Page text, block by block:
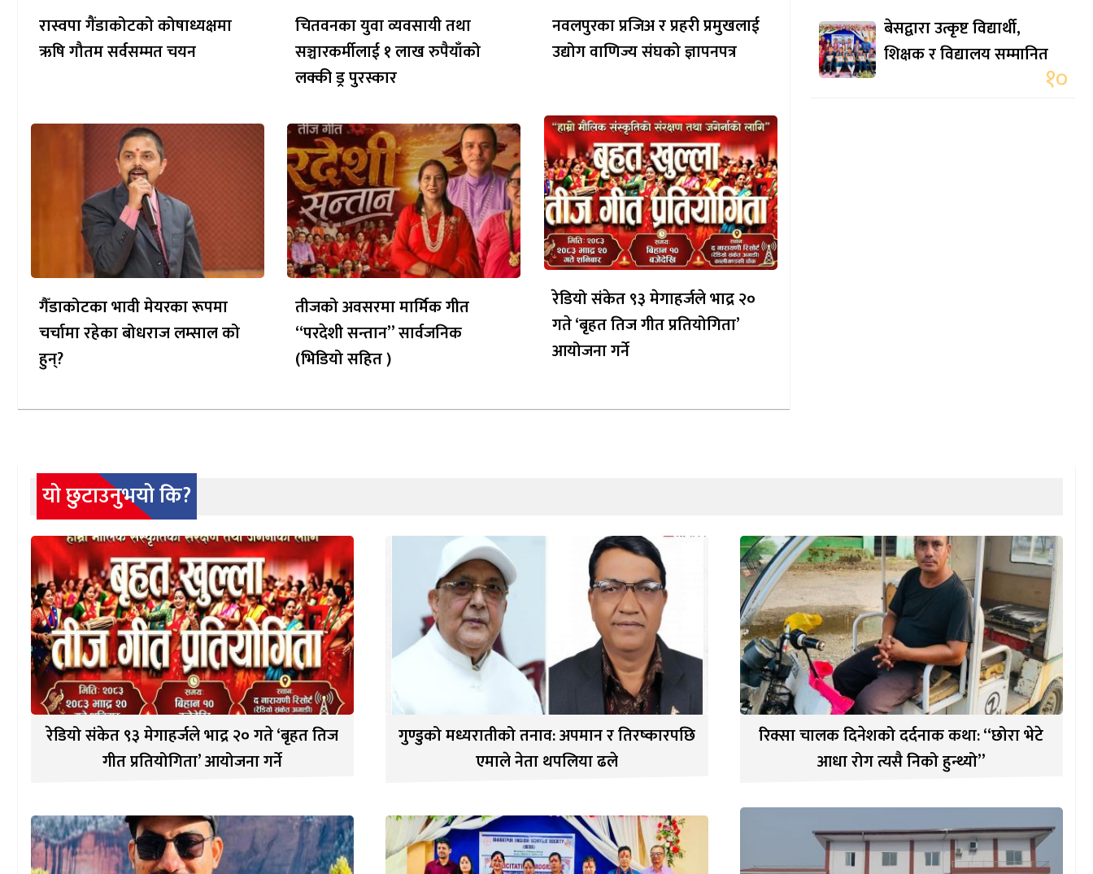
रास्वपा गैंडाकोटको कोषाध्यक्षमा
ऋषि गौतम सर्वसम्मत चयन
चितवनका युवा व्यवसायी तथा
सञ्चारकर्मीलाई १ लाख रुपैयाँको
लक्की ड्र पुरस्कार
नवलपुरका प्रजिअ र प्रहरी प्रमुखलाई
उद्योग वाणिज्य संघको ज्ञापनपत्र
गैँडाकोटका भावी मेयरका रूपमा
चर्चामा रहेका बोधराज लम्साल को
हुन्?
तीजको अवसरमा मार्मिक गीत
“परदेशी सन्तान” सार्वजनिक
(भिडियो सहित )
रेडियो संकेत ९३ मेगाहर्जले भाद्र २०
गते ‘बृहत तिज गीत प्रतियोगिता’
आयोजना गर्ने
बेसद्वारा उत्कृष्ट विद्यार्थी,
शिक्षक र विद्यालय सम्मानित
१०
यो छुटाउनुभयो कि?
रेडियो संकेत ९३ मेगाहर्जले भाद्र २० गते ‘बृहत तिज
गीत प्रतियोगिता’ आयोजना गर्ने
गुण्डुको मध्यरातीको तनाव: अपमान र तिरष्कारपछि
एमाले नेता थपलिया ढले
रिक्सा चालक दिनेशको दर्दनाक कथा: “छोरा भेटे
आधा रोग त्यसै निको हुन्थ्यो”